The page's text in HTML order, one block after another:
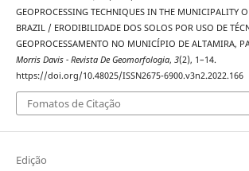
GEOPROCESSING TECHNIQUES IN THE MUNICIPALITY
BRAZIL / ERODIBILIDADE DOS SOLOS POR USO DE
GEOPROCESSAMENTO NO MUNICÍPIO DE ALTAMIRA,
Morris Davis - Revista De Geomorfologia, 3(2), 1–14.
https://doi.org/10.48025/ISSN2675-6900.v3n2.2022.166
Fomatos de Citação
Edição